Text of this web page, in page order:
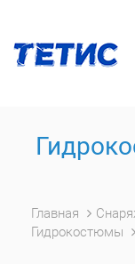
Главная
Гидрокостюмы